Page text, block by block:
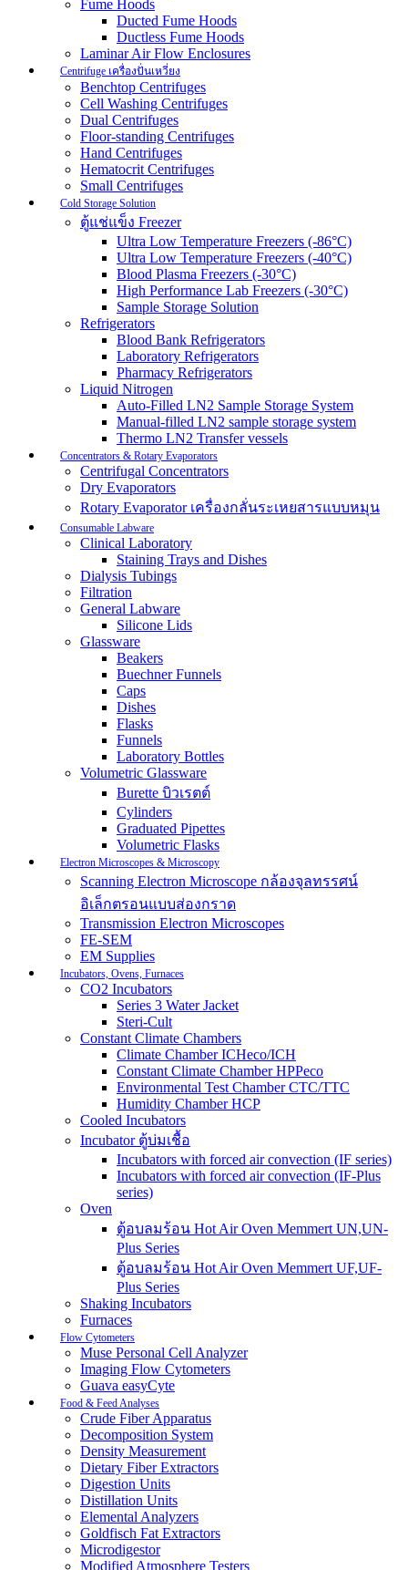
Fume Hoods
Ducted Fume Hoods
Ductless Fume Hoods
Laminar Air Flow Enclosures
Centrifuge เครื่องปั่นเหวี่ยง
Benchtop Centrifuges
Cell Washing Centrifuges
Dual Centrifuges
Floor-standing Centrifuges
Hand Centrifuges
Hematocrit Centrifuges
Small Centrifuges
Cold Storage Solution
ตู้แช่แข็ง Freezer
Ultra Low Temperature Freezers (-86°C)
Ultra Low Temperature Freezers (-40°C)
Blood Plasma Freezers (-30°C)
High Performance Lab Freezers (-30°C)
Sample Storage Solution
Refrigerators
Blood Bank Refrigerators
Laboratory Refrigerators
Pharmacy Refrigerators
Liquid Nitrogen
Auto-Filled LN2 Sample Storage System
Manual-filled LN2 sample storage system
Thermo LN2 Transfer vessels
Concentrators & Rotary Evaporators
Centrifugal Concentrators
Dry Evaporators
Rotary Evaporator เครื่องกลั่นระเหยสารแบบหมุน
Consumable Labware
Clinical Laboratory
Staining Trays and Dishes
Dialysis Tubings
Filtration
General Labware
Silicone Lids
Glassware
Beakers
Buechner Funnels
Caps
Dishes
Flasks
Funnels
Laboratory Bottles
Volumetric Glassware
Burette บิวเรตต์
Cylinders
Graduated Pipettes
Volumetric Flasks
Electron Microscopes & Microscopy
Scanning Electron Microscope กล้องจุลทรรศน์
อิเล็กตรอนแบบส่องกราด
Transmission Electron Microscopes
FE-SEM
EM Supplies
Incubators, Ovens, Furnaces
CO2 Incubators
Series 3 Water Jacket
Steri-Cult
Constant Climate Chambers
Climate Chamber ICHeco/ICH
Constant Climate Chamber HPPeco
Environmental Test Chamber CTC/TTC
Humidity Chamber HCP
Cooled Incubators
Incubator ตู้บ่มเชื้อ
Incubators with forced air convection (IF series)
Incubators with forced air convection (IF-Plus
series)
Oven
ตู้อบลมร้อน Hot Air Oven Memmert UN,UN-
Plus Series
ตู้อบลมร้อน Hot Air Oven Memmert UF,UF-
Plus Series
Shaking Incubators
Furnaces
Flow Cytometers
Muse Personal Cell Analyzer
Imaging Flow Cytometers
Guava easyCyte
Food & Feed Analyses
Crude Fiber Apparatus
Decomposition System
Density Measurement
Dietary Fiber Extractors
Digestion Units
Distillation Units
Elemental Analyzers
Goldfisch Fat Extractors
Microdigestor
Modified Atmosphere Testers